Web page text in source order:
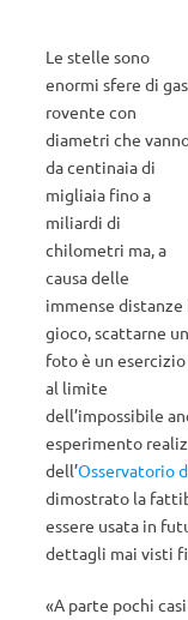
Le stelle sono
enormi sfere di gas
rovente con
diametri che
da centinaia di
migliaia fino a
miliardi di
chilometri ma, a
causa delle
immense distanze
gioco, scattarne
foto è un esercizio
al limite
dell’impossibile
esperimento
dell’Osservatorio
dimostrato la
essere usata in
dettagli mai visti
«A parte pochi